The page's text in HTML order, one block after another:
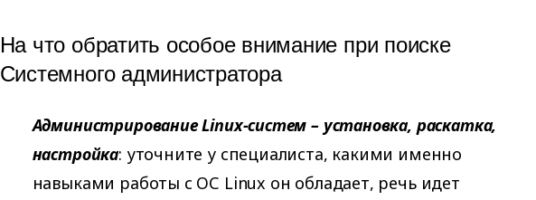
На что обратить особое внимание при поиске
Системного администратора
АдминистрированиеLinux-систем – установка, раскатка,
настройка: уточните у специалиста, какими именно
навыками работы с ОС Linux он обладает, речь идет